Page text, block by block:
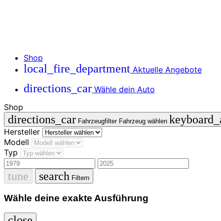
Shop
local_fire_department Aktuelle Angebote
directions_car Wähle dein Auto
Shop
directions_car Fahrzeugfilter Fahrzeug wählen
Hersteller
Modell
Typ
tune search Filtern
Wähle deine exakte Ausführung